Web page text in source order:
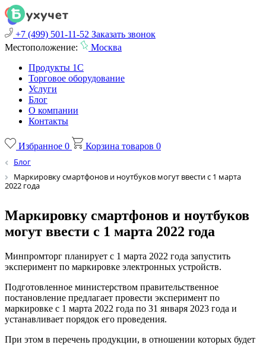
+7 (499) 501-11-52 Заказать звонок
Местоположение:
Москва
Продукты 1С
Торговое оборудование
Услуги
Блог
О компании
Контакты
Избранное 0 Корзина товаров 0
Блог
Маркировку смартфонов и ноутбуков могут ввести с 1 марта
2022 года
Маркировку смартфонов и ноутбуков
могут ввести с 1 марта 2022 года
Минпромторг планирует с 1 марта 2022 года запустить
эксперимент по маркировке электронных устройств.
Подготовленное министерством правительственное
постановление предлагает провести эксперимент по
маркировке с 1 марта 2022 года по 31 января 2023 года и
устанавливает порядок его проведения.
При этом в перечень продукции, в отношении которых будет